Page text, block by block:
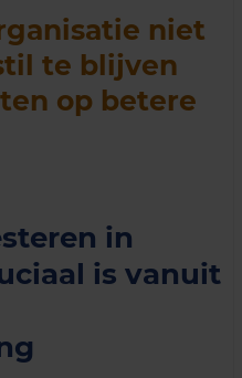
niet
te blijven
op betere
in
is vanuit